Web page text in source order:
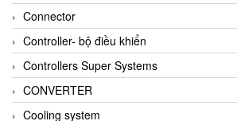
ALA OFFICINE SPA
Albrecht-Automatik Viet Nam
Allen Bradley Vietnam
Alpha Moisture Vietnam
Alpha-Achem Vietnam
Connector
Controller- bộ điều khiển
Controllers Super Systems
CONVERTER
Cooling system